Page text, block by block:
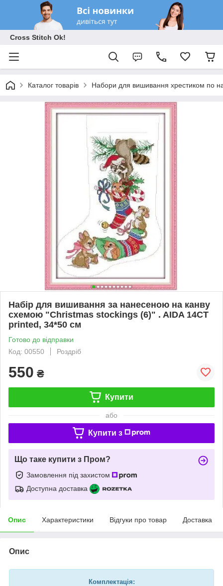
Cross Stitch Ok!
Каталог товарів Набори для вишивання хрестиком по
Набір для вишивання за нанесеною на канву
схемою "Christmas stockings (6)" . AIDA 14CT
printed, 34*50 см
Готово до відправки
Код: 00550
Роздріб
550 ₴
Купити
або
Купити з
Що таке купити з Пром?
Замовлення під захистом
Доступна доставка
Опис Характеристики Відгуки про товар Доставка
Опис
Комплектація: